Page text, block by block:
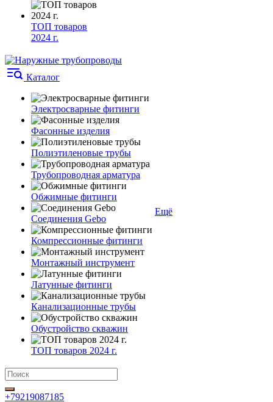
ТОП товаров
2024 г.
Каталог
Электросварные фитинги
Фасонные изделия
Полиэтиленовые трубы
Трубопроводная арматура
Обжимные фитинги
Соединения Gebo
Компрессионные фитинги
Монтажный инструмент
Латунные фитинги
Канализационные трубы
Обустройство скважин
ТОП товаров 2024 г.
Ещё
+79219087185